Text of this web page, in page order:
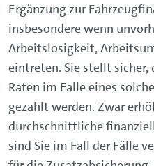
Ergänzung zur
insbesondere wenn
Arbeitslosigkeit,
eintreten. Sie stellt sicher,
Raten im Falle eines
gezahlt werden. Zwar
durchschnittliche
sind Sie im Fall der Fälle